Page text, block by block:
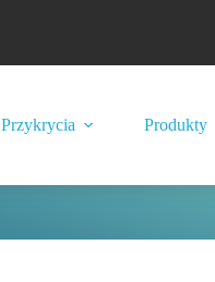
Przykrycia Produkty